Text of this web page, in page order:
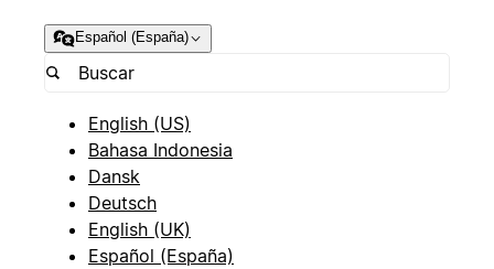
Español (España)
English (US)
Bahasa Indonesia
Dansk
Deutsch
English (UK)
Español (España)